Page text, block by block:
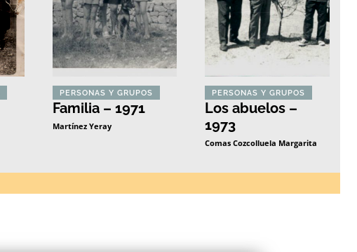
PERSONAS Y GRUPOS
Familia – 1971
Martínez Yeray
PERSONAS Y GRUPOS
Los abuelos –
1973
Comas Cozcolluela Margarita